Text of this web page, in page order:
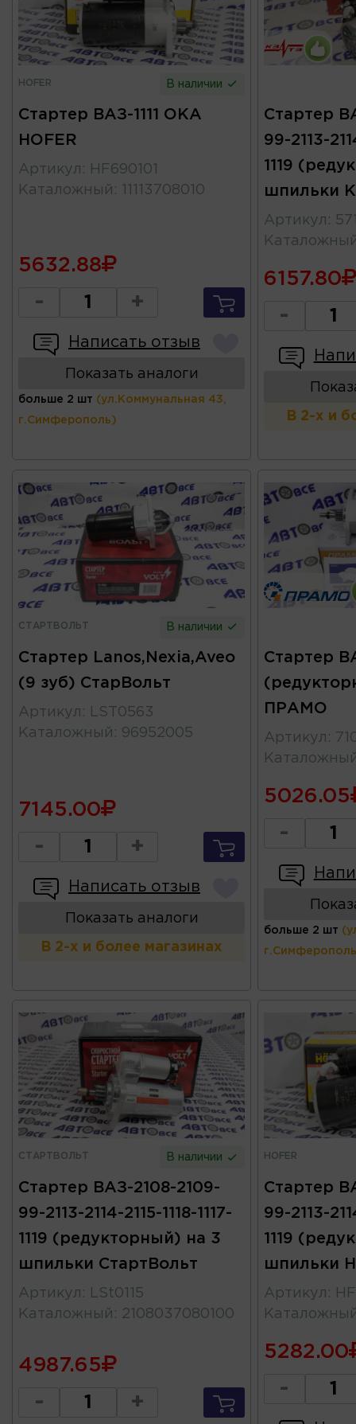
HOFER В наличии
Стартер ВАЗ-1111 ОКА
HOFER
Артикул :
HF690101
Каталожный : 11113708010
5632.88
- +
Написать отзыв
Показать аналоги
больше 2 шт (ул.Коммунальная 43,
г.Симферополь)
Стартер
99-2113-
1119
шпильки
Артикул :
6157.80
-
В 2-х и
СТАРТВОЛЬТ В наличии
Стартер Lanos,Nexia,Aveo
(9 зуб) СтарВольт
Артикул :
LST0563
Каталожный : 96952005
7145.00
- +
Написать отзыв
Показать аналоги
В 2-х и более магазинах
Стартер
ПРАМО
Артикул :
5026.05
-
больше 2 шт
СТАРТВОЛЬТ В наличии
Стартер ВАЗ-2108-2109-
99-2113-2114-2115-1118-1117-
1119 (редукторный) на 3
шпильки СтартВольт
Артикул :
LSt0115
Каталожный : 2108037080100
4987.65
- +
HOFER
Стартер
99-2113-
1119
шпильки
Артикул :
5282.00
-